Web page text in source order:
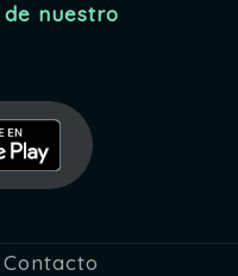
nuestro
Contacto